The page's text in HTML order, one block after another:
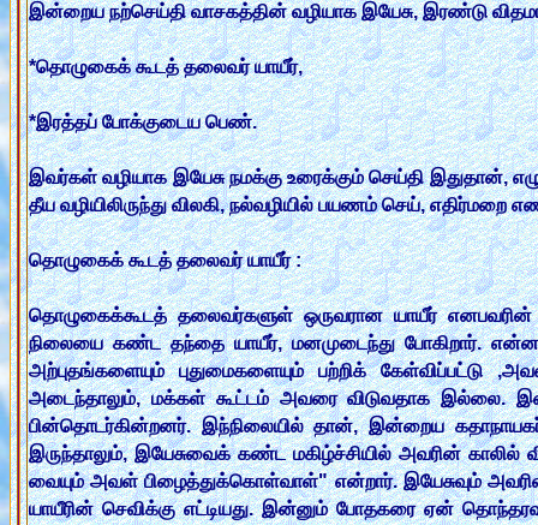
இன்றைய நற்செய்தி வாசகத்தின் வழியாக இயேசு, இரண்டு
*தொழுகைக் கூடத் தலைவர் யாயீர்,
*இரத்தப் போக்குடைய பெண்.
இவர்கள் வழியாக இயேசு நமக்கு உரைக்கும் செய்தி இதுதான்,
தீய வழியிலிருந்து விலகி, நல்வழியில் பயணம் செய்,
தொழுகைக் கூடத் தலைவர் யாயீர் :
தொழுகைக்கூடத் தலைவர்களுள் ஒருவரான யாயீர் எனபவரின்
நிலையை கண்ட தந்தை யாயீர், மனமுடைந்து போகிறார். என்ன
அற்புதங்களையும் புதுமைகளையும் பற்றிக் கேள்விப்பட்டு
அடைந்தாலும், மக்கள் கூட்டம் அவரை விடுவதாக இல்லை.
பின்தொடர்கின்றனர். இந்நிலையில் தான், இன்றைய
இருந்தாலும், இயேசுவைக் கண்ட மகிழ்ச்சியில் அவரின்
வையும் அவள் பிழைத்துக்கொள்வாள்" என்றார். இயேசுவும்
யாயீரின் செவிக்கு எட்டியது. இன்னும் போதகரை ஏன்